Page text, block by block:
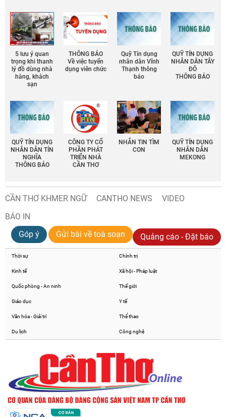
5 lưu ý quan
trọng khi thanh
lý đồ dùng nhà
hàng, khách
sạn
THÔNG BÁO
Về việc tuyển
dụng viên chức
Quỹ Tín dụng
nhân dân Vĩnh
Thạnh thông
báo
QUỸ TÍN DỤNG
NHÂN DÂN TÂY
ĐÔ
THÔNG BÁO
QUỸ TÍN DỤNG
NHÂN DÂN TÍN
NGHĨA
THÔNG BÁO
CÔNG TY CỔ
PHẦN PHÁT
TRIỂN NHÀ
CẦN THƠ
NHẮN TIN TÌM
CON
QUỸ TÍN DỤNG
NHÂN DÂN
MEKONG
CẦN THƠ KHMER NGỮ CANTHO NEWS
VIDEO
BÁO IN
Góp ý
Gửi bài về toà soạn Quảng cáo - Đặt báo
Thời sự Chính trị
Kinh tế Xã hội - Pháp luật
Quốc phòng - An ninh Thế giới
Giáo dục Y tế
Văn hóa - Giải trí Thể thao
Du lịch Công nghệ